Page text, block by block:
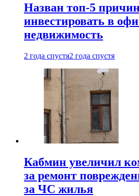
Назван топ-5
инвестировать в
недвижимость
2 года спустя2 года спустя
Кабмин увеличил
за ремонт
за ЧС жилья